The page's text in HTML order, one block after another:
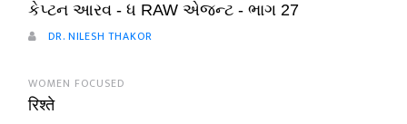
કેપ્ટન આરવ - ધ RAW એજન્ટ - ભાગ 27
DR. NILESH THAKOR
WOMEN FOCUSED
रिश्ते